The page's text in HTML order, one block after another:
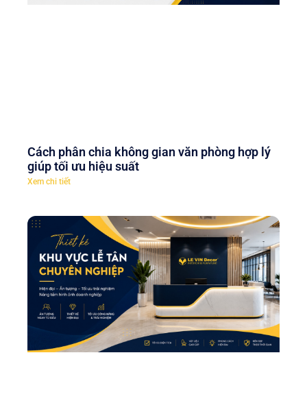
Cách phân chia không gian văn phòng hợp lý
giúp tối ưu hiệu suất
Xem chi tiết